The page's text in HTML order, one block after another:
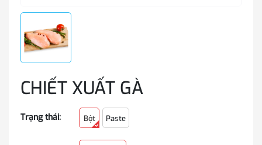
CHIẾT XUẤT GÀ
Trạng thái: Bột Paste